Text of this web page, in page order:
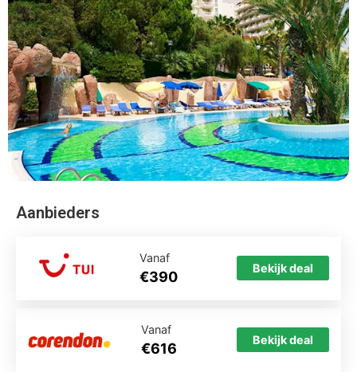
Aanbieders
Vanaf
€390 Bekijk deal
Vanaf
€616 Bekijk deal